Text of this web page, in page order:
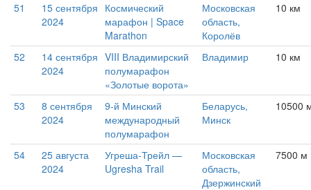
51
15 сентября
2024
Космический
марафон | Space
Marathon
Московская
область,
Королёв
10 км
52
14 сентября
2024
VIII Владимирский
полумарафон
«Золотые ворота»
Владимир 10 км
53
8 сентября
2024
9-й Минский
международный
полумарафон
Беларусь,
Минск
10500
54
25 августа
2024
Угреша-Трейл —
Ugresha Trail
Московская
область,
Дзержинский
7500 м